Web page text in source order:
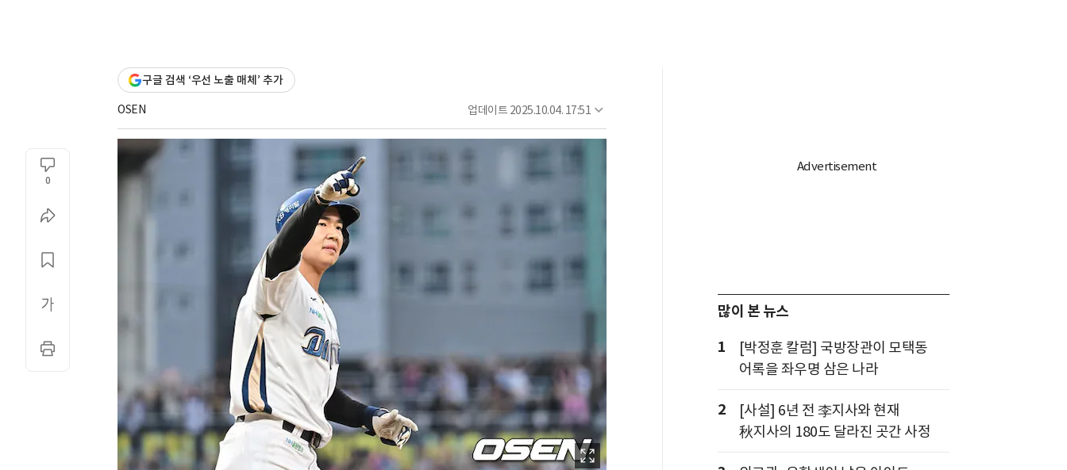
구글 검색 ‘우선 노출 매체’ 추가
OSEN 업데이트 2025.10.04. 17:51
0
많이 본 뉴스
1
[박정훈 칼럼] 국방장관이 모택동
어록을 좌우명 삼은 나라
2
[사설] 6년 전 李지사와 현재
秋지사의 180도 달라진 곳간 사정